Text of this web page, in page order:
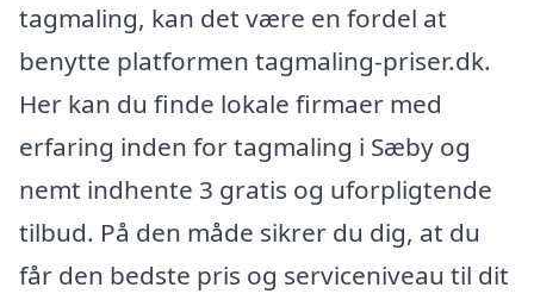
tagmaling, kan det være en fordel at
benytte platformen tagmaling-priser.dk.
Her kan du finde lokale firmaer med
erfaring inden for tagmaling i Sæby og
nemt indhente 3 gratis og uforpligtende
tilbud. På den måde sikrer du dig, at du
får den bedste pris og serviceniveau til dit